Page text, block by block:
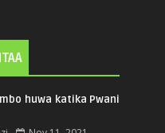
huwa katika Pwani